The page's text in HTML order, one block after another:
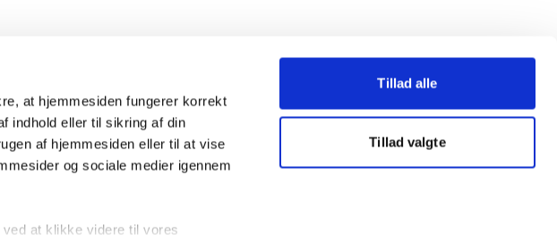
at hjemmesiden fungerer korrekt
indhold eller til sikring af din
af hjemmesiden eller til at vise
og sociale medier igennem
at klikke videre til vores
Tillad alle
Tillad valgte